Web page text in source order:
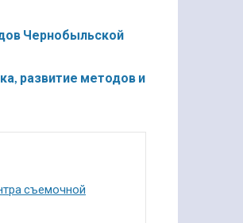
Чернобыльской
развитие методов и
съемочной